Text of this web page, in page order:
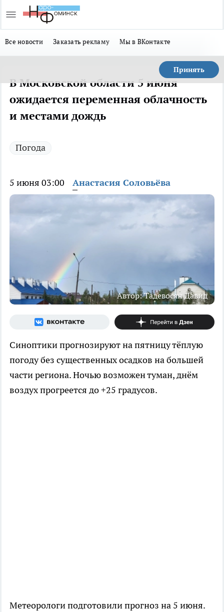
Все новости Заказать рекламу Мы в ВКонтакте
Принять
В Московской области 5 июня
ожидается переменная облачность
и местами дождь
Погода
5 июня 03:00 Анастасия Соловьёва
Автор: Тадевосян Давид
Синоптики прогнозируют на пятницу тёплую
погоду без существенных осадков на большей
части региона. Ночью возможен туман, днём
воздух прогреется до +25 градусов.
Метеорологи подготовили прогноз на 5 июня.